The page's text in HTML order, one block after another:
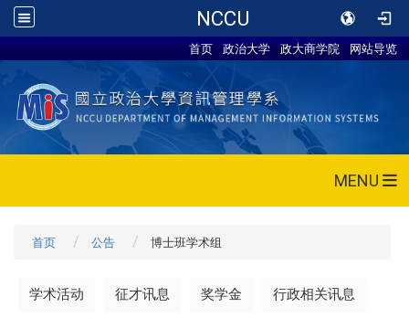
NCCU
首页 政治大学 政大商学院 网站导览
MENU
首页 公告 博士班学术组
学术活动 征才讯息 奖学金 行政相关讯息